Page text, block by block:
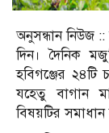
অনুসন্ধান নিউজ
দিন। দৈনিক
হবিগঞ্জের ২৪টি
যহেতু বাগান
বিষয়টির